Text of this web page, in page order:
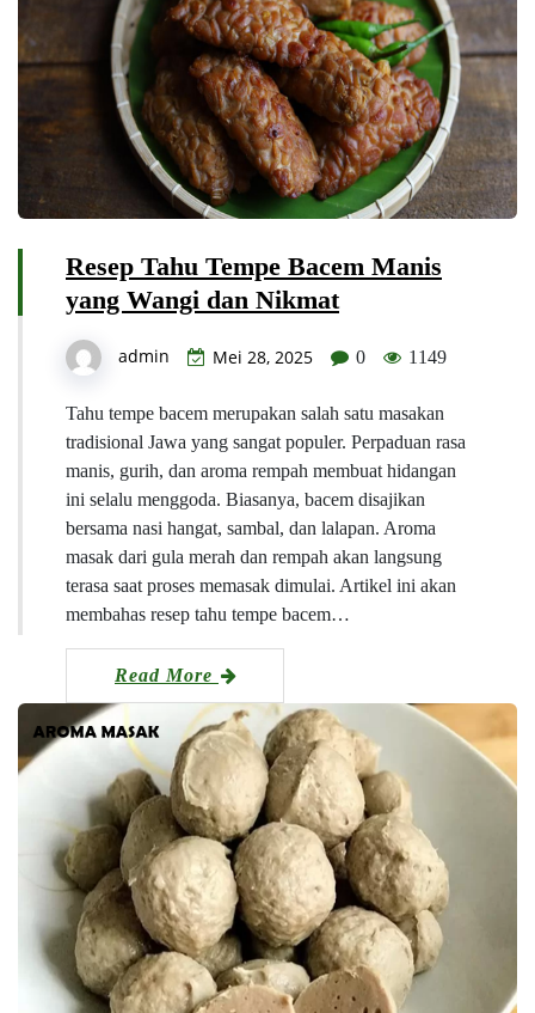
Resep Tahu Tempe Bacem Manis
yang Wangi dan Nikmat
admin Mei 28, 2025 0 1149
Tahu tempe bacem merupakan salah satu masakan
tradisional Jawa yang sangat populer. Perpaduan rasa
manis, gurih, dan aroma rempah membuat hidangan
ini selalu menggoda. Biasanya, bacem disajikan
bersama nasi hangat, sambal, dan lalapan. Aroma
masak dari gula merah dan rempah akan langsung
terasa saat proses memasak dimulai. Artikel ini akan
membahas resep tahu tempe bacem…
Read More